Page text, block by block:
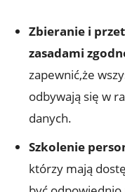
Zbieranie i
zasadami
zapewnić,że
odbywają się w
danych.
Szkolenie
którzy mają